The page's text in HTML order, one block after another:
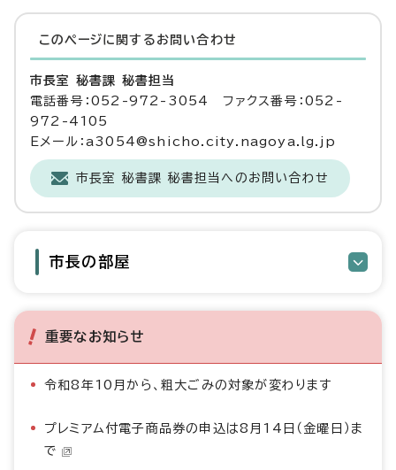
このページに関する お問い合わせ
市長室 秘書課 秘書担当
電話番号：052-972-3054 ファクス番号：052-
972-4105
Eメール：a3054@shicho.city.nagoya.lg.jp
市長室 秘書課 秘書担当へのお問い合わせ
市長の部屋
重要なお知らせ
令和8年10月から、粗大ごみの対象が変わります
プレミアム付電子商品券の申込は8月14日（金曜日）ま
で